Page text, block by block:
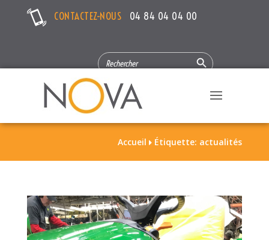
CONTACTEZ-NOUS 04 84 04 04 00
SEARCH
FOR:
Search Button
Accueil  Étiquette: actualités